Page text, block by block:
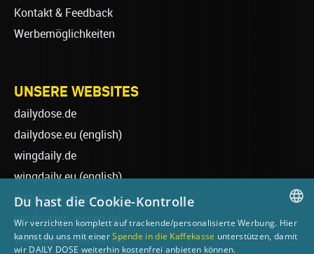
Kontakt & Feedback
Werbemöglichkeiten
UNSERE WEBSITES
dailydose.de
dailydose.eu (english)
wingdaily.de
wingdaily.eu(english)
dailydose-shop.de
windsurfen-lernen.de
wellenreiten-lernen.de
GERMAN
Du hast die Cookie-Kontrolle
Wir verzichten komplett auf trackende/personalisierte Werbung. Hier
kannst du uns mit einerSpende in die Kaffekasse unterstützen, damit
wir DAILY DOSE weiterhin kostenfrei anbieten können.